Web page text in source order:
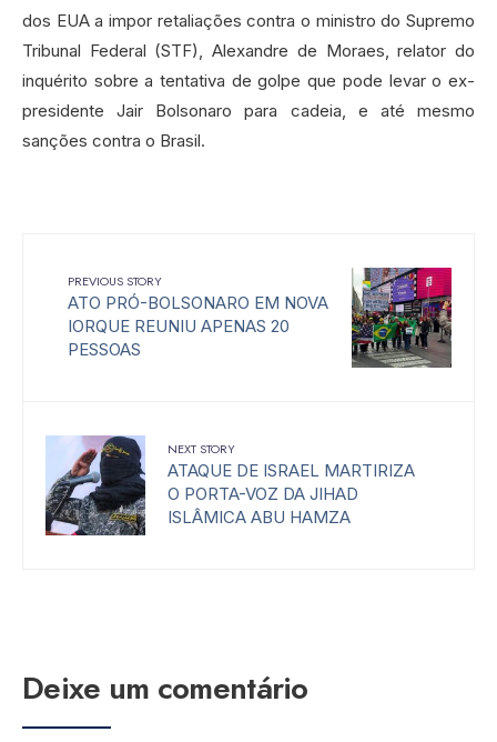
dos EUA a impor retaliações contra o ministro do Supremo
Tribunal Federal (STF), Alexandre de Moraes, relator do
inquérito sobre a tentativa de golpe que pode levar o ex-
presidente Jair Bolsonaro para cadeia, e até mesmo
sanções contra o Brasil.
PREVIOUS STORY
ATO PRÓ-BOLSONARO EM NOVA
IORQUE REUNIU APENAS 20
PESSOAS
NEXT STORY
ATAQUE DE ISRAEL MARTIRIZA
O PORTA-VOZ DA JIHAD
ISLÂMICA ABU HAMZA
Deixe um comentário